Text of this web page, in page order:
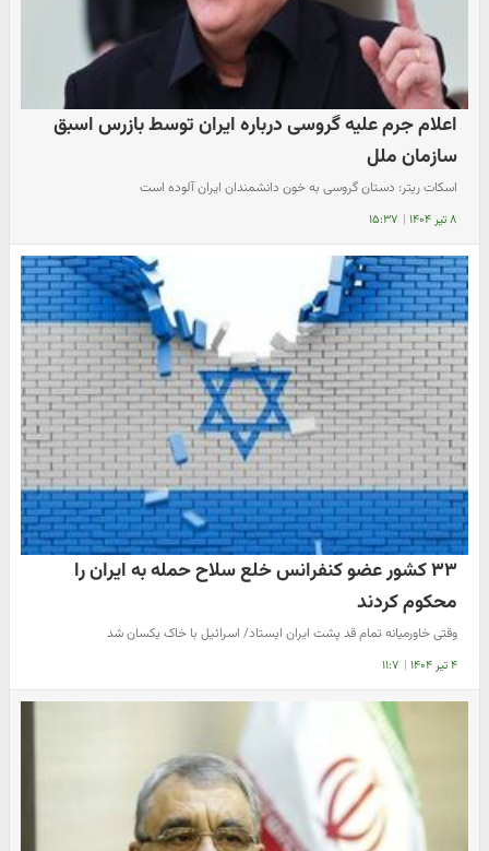
اعلام جرم علیه گروسی درباره ایران توسط بازرس اسبق
سازمان ملل
اسکات ریتر: دستان گروسی به خون دانشمندان ایران آلوده است
۸ تیر ۱۴۰۴ | ۱۵:۳۷
۳۳ کشور عضو کنفرانس خلع سلاح حمله به ایران را
محکوم کردند
وقتی خاورمیانه تمام قد پشت ایران ایستاد/ اسرائیل با خاک یکسان شد
۴ تیر ۱۴۰۴ | ۱۱:۷